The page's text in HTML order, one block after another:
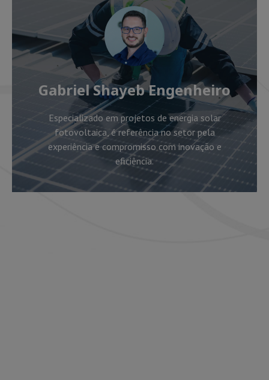
Gabriel Shayeb Engenheiro
Especializado em projetos de energia solar
fotovoltaica, é referência no setor pela
experiência e compromisso com inovação e
eficiência.